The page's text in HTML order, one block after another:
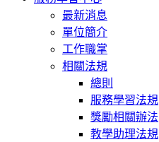
最新消息
單位簡介
工作職掌
相關法規
總則
服務學習法規
獎勵相關辦法
教學助理法規